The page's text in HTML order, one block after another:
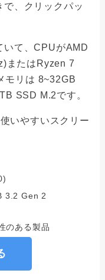
で、クリックパッ
いて、CPUがAMD
またはRyzen 7
モリは 8~32GB
SSD M.2です。
いやすいスクリー
3.2 Gen 2
のある製品